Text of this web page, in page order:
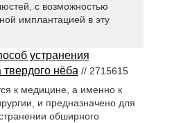
с возможностью
имплантацией в эту
устранения
нёба// 2715615
к медицине, а именно к
и предназначено для
обширного